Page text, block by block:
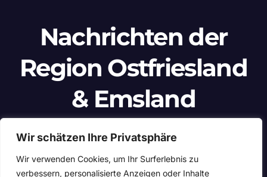
Wir schätzen Ihre Privatsphäre
Wir verwenden Cookies, um Ihr Surferlebnis zu
verbessern, personalisierte Anzeigen oder Inhalte
Nachrichten der
Region Ostfriesland
& Emsland